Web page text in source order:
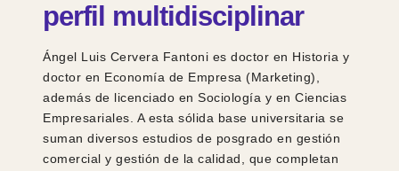
perfil multidisciplinar
Ángel Luis Cervera Fantoni es doctor en Historia y
doctor en Economía de Empresa (Marketing),
además de licenciado en Sociología y en Ciencias
Empresariales. A esta sólida base universitaria se
suman diversos estudios de posgrado en gestión
comercial y gestión de la calidad, que completan